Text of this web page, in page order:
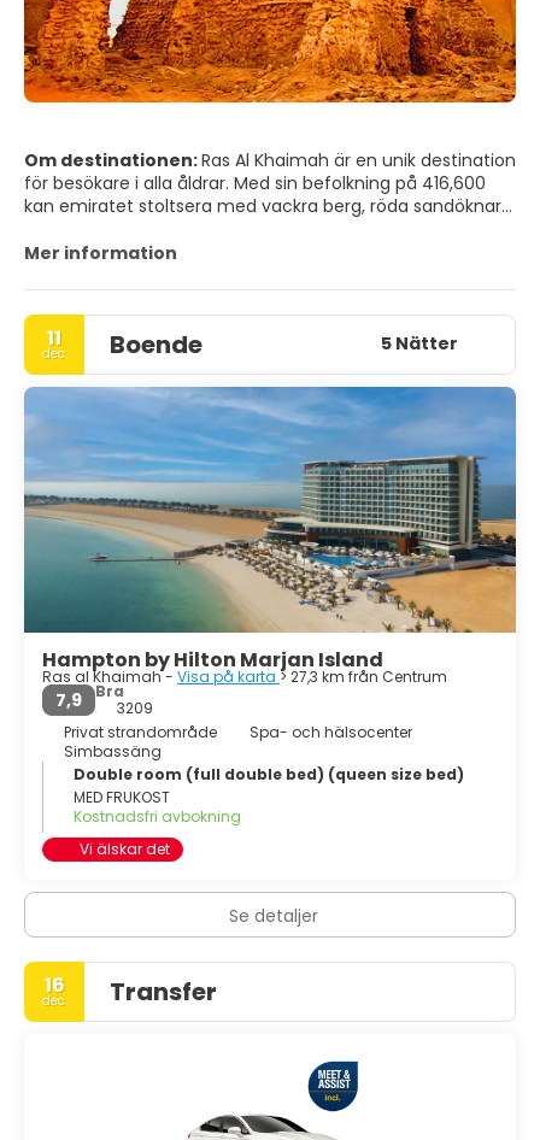
Om destinationen:Ras Al Khaimah är en unik destination
för besökare i alla åldrar. Med sin befolkning på 416,600
kan emiratet stoltsera med vackra berg, röda sandöknar
bäckar och laguner. Det har ett rikt kulturarv som sträcker
platser, fort och övergivna byar. Den emiratiska kulturen
är alltid närvarande i Ras Al Khaimah och du kommer att
välkomnas med varm arabisk gästfrihet vart du än går.
Ras Al Khaimah erbjuder en mängd underhållnings- och
avkopplingsmöjligheter, inklusive exklusiva hotell och
resorts, restauranger med internationella kök och utvalda
spa, allt till ett mycket bra värde för pengarna.
Mer information
11
dec. Boende 5 Nätter
Hampton by Hilton Marjan Island
Ras al Khaimah - Visa på karta > 27,3 km från Centrum
7,9
Bra
3209
Privat strandområde
Spa- och hälsocenter
Simbassäng
Double room (full double bed) (queen size bed)
MED FRUKOST
Kostnadsfri avbokning
Vi älskar det
Se detaljer
16
dec. Transfer